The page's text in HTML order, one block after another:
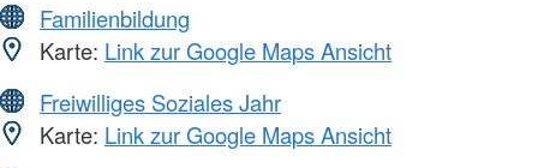
Familienbildung
Karte: Link zur Google Maps Ansicht
Freiwilliges Soziales Jahr
Karte: Link zur Google Maps Ansicht